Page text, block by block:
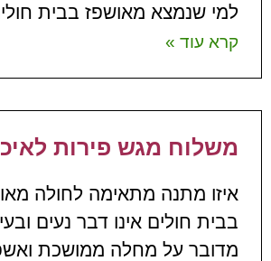
למי שנמצא מאושפז בבית
קרא עוד »
משלוח מגש פירות
איזו מתנה מתאימה לחולה
בבית חולים אינו דבר נעים
מדובר על מחלה ממושכת